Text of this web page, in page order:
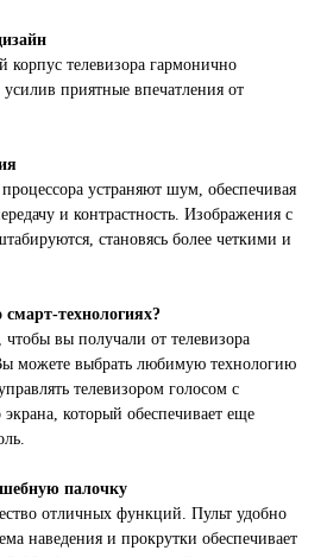
корпус телевизора гармонично
приятные впечатления от
устраняют шум, обеспечивая
и контрастность. Изображения с
становясь более четкими и
смарт-технологиях?
вы получали от телевизора
можете выбрать любимую технологию
телевизором голосом с
который обеспечивает еще
палочку
отличных функций. Пульт удобно
наведения и прокрутки обеспечивает